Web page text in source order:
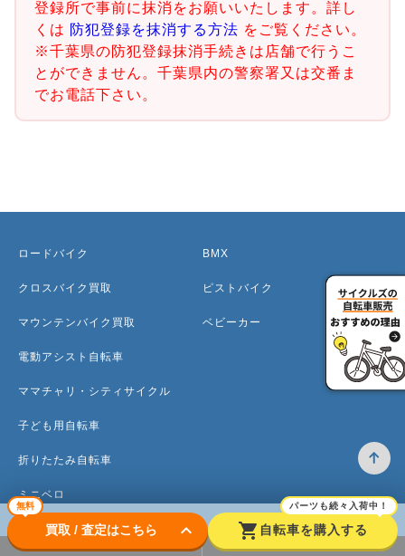
登録所で事前に抹消をお願いいたします。詳し
くは 防犯登録を抹消する方法 をご覧ください。
※千葉県の防犯登録抹消手続きは店舗で行うこ
とができません。千葉県内の警察署又は交番ま
でお電話下さい。
無料
買取 / 査定はこちら keyboard_arrow_down shopping_cart
パーツも続々入荷中！
自転車を購入する
ロードバイク
クロスバイク買取
マウンテンバイク買取
電動アシスト自転車
ママチャリ・シティサイクル
子ども用自転車
折りたたみ自転車
ミニベロ
BMX
ピストバイク
ベビーカー